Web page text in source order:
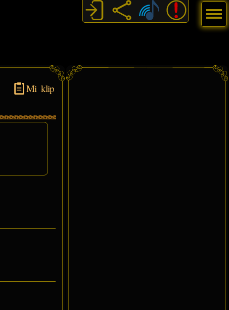
Mi klip
Menú